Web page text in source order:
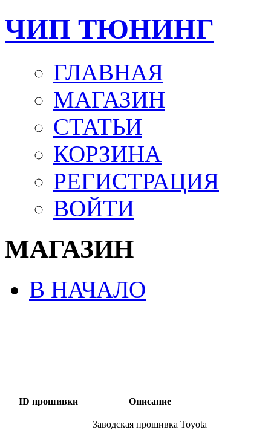
ЧИП ТЮНИНГ
ГЛАВНАЯ
МАГАЗИН
СТАТЬИ
КОРЗИНА
РЕГИСТРАЦИЯ
ВОЙТИ
МАГАЗИН
В НАЧАЛО
ID прошивки Описание
Заводская прошивка Toyota